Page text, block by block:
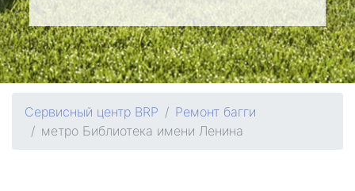
Сервисный центр BRP
Ремонт багги
метро Библиотека имени Ленина